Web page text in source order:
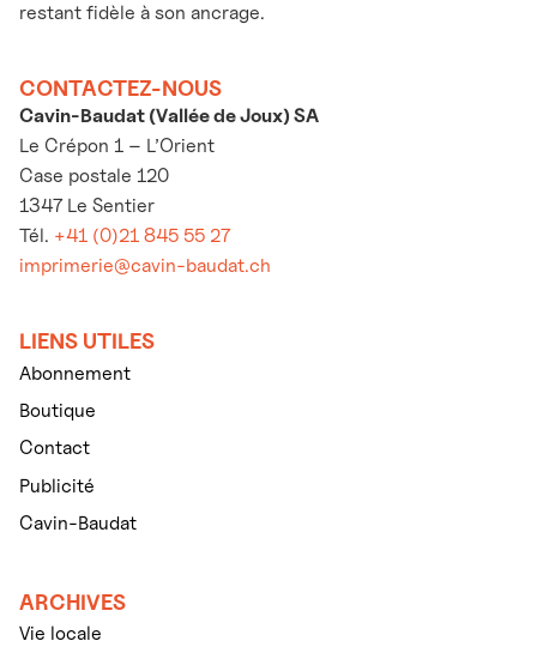
restant fidèle à son ancrage.
CONTACTEZ-NOUS
Cavin-Baudat (Vallée de Joux) SA
Le Crépon 1 – L’Orient
Case postale 120
1347 Le Sentier
Tél. +41 (0)21 845 55 27
imprimerie@cavin-baudat.ch
LIENS UTILES
Abonnement
Boutique
Contact
Publicité
Cavin-Baudat
ARCHIVES
Vie locale